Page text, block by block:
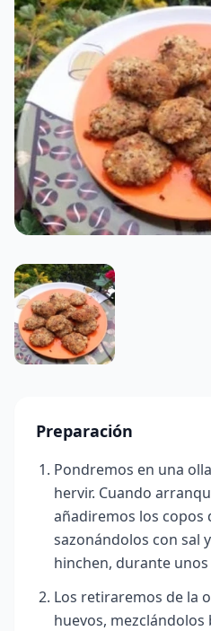
Preparación
Pondremos en una
hervir. Cuando
añadiremos los copos
sazonándolos con sal
hinchen, durante
Los retiraremos de la
huevos, mezclándolos